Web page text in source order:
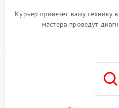
Курьер привезет вашу технику
мастера проведут